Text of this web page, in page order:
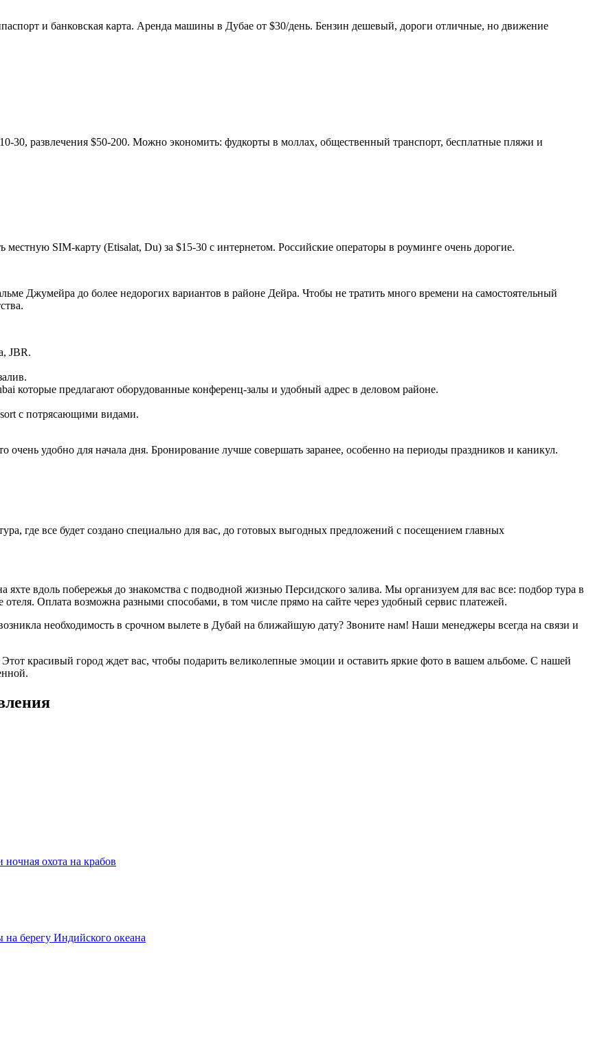
и банковская карта. Аренда машины в Дубае от $30/день. Бензин дешевый, дороги отличные, но движение
30, развлечения $50-200. Можно экономить: фудкорты в моллах, общественный транспорт, бесплатные пляжи и
SIM-карту (Etisalat, Du) за $15-30 с интернетом. Российские операторы в роуминге очень дорогие.
Джумейра до более недорогих вариантов в районе Дейра. Чтобы не тратить много времени на самостоятельный
JBR.
которые предлагают оборудованные конференц-залы и удобный адрес в деловом районе.
с потрясающими видами.
очень удобно для начала дня. Бронирование лучше совершать заранее, особенно на периоды праздников и каникул.
где все будет создано специально для вас, до готовых выгодных предложений с посещением главных
вдоль побережья до знакомства с подводной жизнью Персидского залива. Мы организуем для вас все: подбор тура в
Оплата возможна разными способами, в том числе прямо на сайте через удобный сервис платежей.
необходимость в срочном вылете в Дубай на ближайшую дату? Звоните нам! Наши менеджеры всегда на связи и
красивый город ждет вас, чтобы подарить великолепные эмоции и оставить яркие фото в вашем альбоме. С нашей
охота на крабов
берегу Индийского океана